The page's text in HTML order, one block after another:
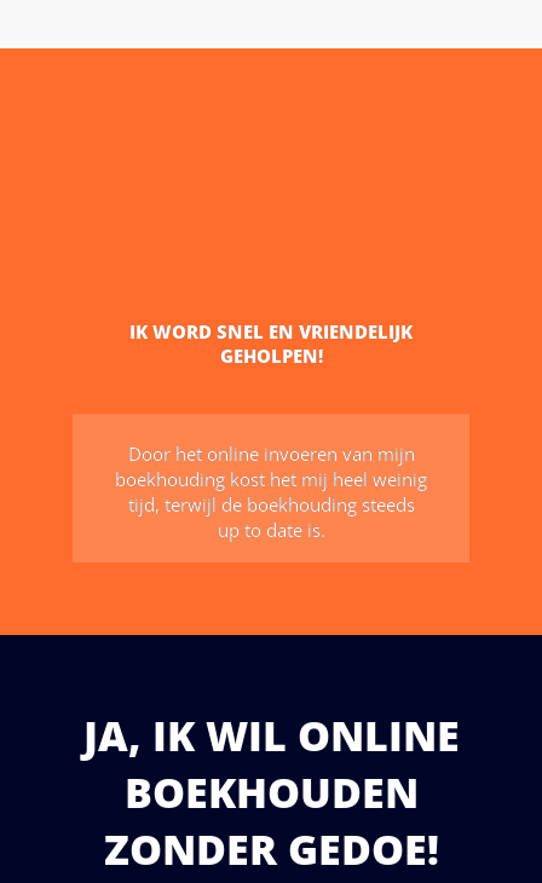
IK WORD SNEL EN VRIENDELIJK
GEHOLPEN!
Door het online invoeren van mijn
boekhouding kost het mij heel weinig
tijd, terwijl de boekhouding steeds
up to date is.
Rita Koppers,Koppers Makelaardij , Ondernemer
JA, IK WIL ONLINE
BOEKHOUDEN
ZONDER GEDOE!